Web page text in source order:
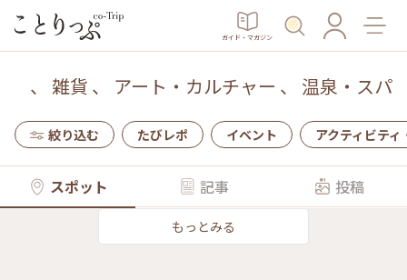
ガイド・マガジン
、 雑貨 、 アート・カルチャー 、 温泉・スパ
絞り込む たびレポ イベント アクティビティ
スポット 記事 投稿
もっとみる